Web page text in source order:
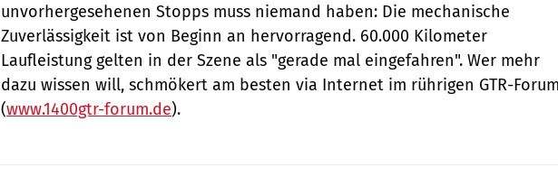
unvorhergesehenen Stopps muss niemand haben: Die mechanische
Zuverlässigkeit ist von Beginn an hervorragend. 60.000 Kilometer
Laufleistung gelten in der Szene als "gerade mal eingefahren". Wer mehr
dazu wissen will, schmökert am besten via Internet im rührigen GTR-
(www.1400gtr-forum.de).